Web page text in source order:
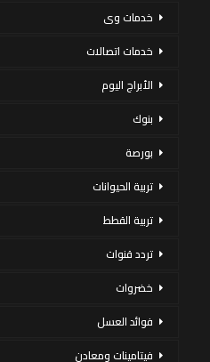
خدمات وى
خدمات اتصالات
الأبراج اليوم
بنوك
بورصة
تربية الحيوانات
تربية القطط
تردد قنوات
خضروات
فوائد العسل
فيتامينات ومعادن